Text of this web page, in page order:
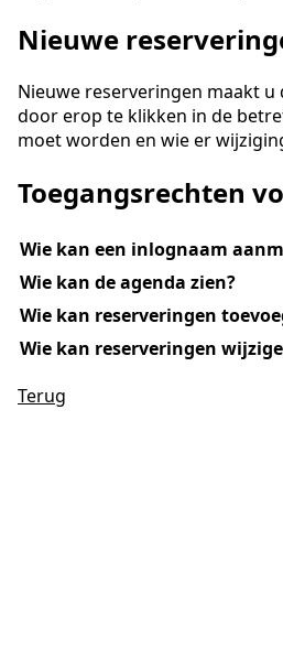
Nieuwe
Nieuwe reserveringen maakt
door erop te klikken in de
moet worden en wie er
Toegangsrechten
Wie kan een inlognaam
Wie kan de agenda zien?
Wie kan reserveringen
Wie kan reserveringen
Terug